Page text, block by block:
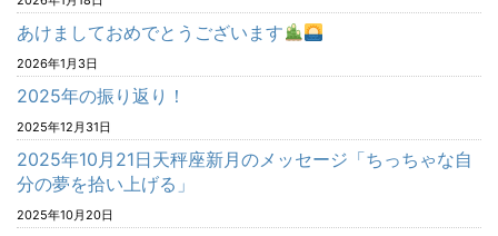
あけましておめでとうございます
2026年1月3日
2025年の振り返り！
2025年12月31日
2025年10月21日天秤座新月のメッセージ「ちっちゃな自
分の夢を拾い上げる」
2025年10月20日